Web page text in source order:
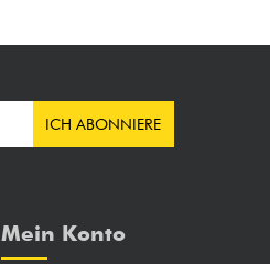
ICH ABONNIERE
Mein Konto